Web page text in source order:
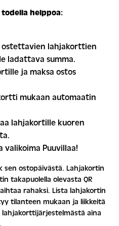
helppoa:
ostettavien lahjakorttien
ladattava summa.
ja maksa ostos
mukaan automaatin
lahjakortille kuoren
valikoima Puuvillaa!
sen ostopäivästä. Lahjakortin
takapuolella olevasta QR
rahaksi. Lista lahjakortin
tilanteen mukaan ja liikkeitä
aina